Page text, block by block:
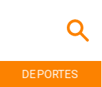
CULTURA